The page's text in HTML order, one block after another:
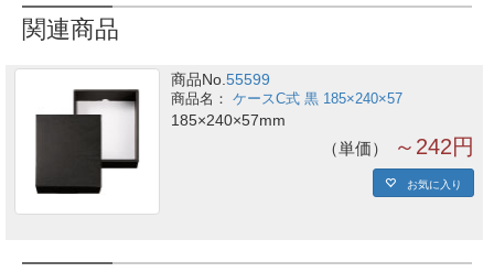
関連商品
商品No.55599
ケースC式 黒 185×240×57
185×240×57mm
単価 ～242円
お気に入り